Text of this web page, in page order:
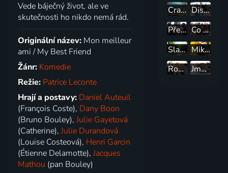
Vede báječný život, ale ve
skutečnosti ho nikdo nemá rád.
Originální název: Mon meilleur
ami / My Best Friend
Žánr: Komedie
Režie: Patrice Leconte
Hrají a postavy: Daniel Auteuil
(François Coste), Dany Boon
(Bruno Bouley),Julie Gayetová
(Catherine),Julie Durandová
(Louise Costeová), Henri Garcin
(Étienne Delamotte),Jacques
Mathou (pan Bouley)
Crash Test Aglaé
Disco
Přeplněný byt
Co jsme komu zase udělali?
Sladký útěk
Mikrob a Gasoil
Rodinka Beliérových
Jméno